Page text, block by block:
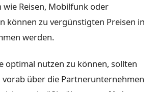
Reisen, Mobilfunk oder
können zu vergünstigten Preisen in
werden.
optimal nutzen zu können, sollten
vorab über die Partnerunternehmen